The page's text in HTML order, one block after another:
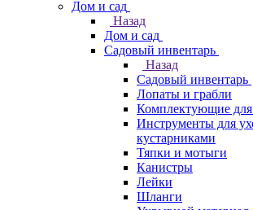
Дом и сад
Назад
Дом и сад
Садовый инвентарь
Назад
Садовый инвентарь
Лопаты и грабли
Комплектующие для
Инструменты для
кустарниками
Тяпки и мотыги
Канистры
Лейки
Шланги